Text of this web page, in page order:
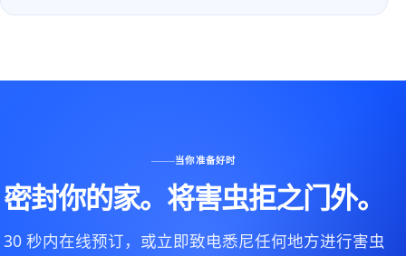
当你准备好时
密封你的家。将害虫拒之门外。
30 秒内在线预订，或立即致电悉尼任何地方进行害虫